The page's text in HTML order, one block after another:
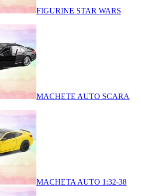
FIGURINE STAR WARS
MACHETE AUTO SCARA
MACHETA AUTO 1:32-38